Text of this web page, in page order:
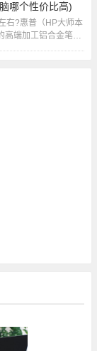
哪个性价比高)
右?惠普（HP大师本
高端加工铝合金笔记